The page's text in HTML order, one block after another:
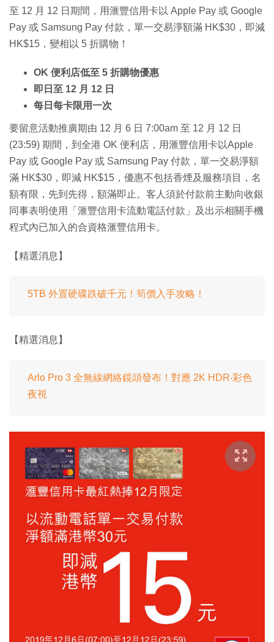
至 12 月 12 日期間，用滙豐信用卡以 Apple Pay 或 Google
Pay 或 Samsung Pay 付款，單一交易淨額滿 HK$30，即減
HK$15，變相以 5 折購物！
OK 便利店低至 5 折購物優惠
即日至 12 月 12 日
每日每卡限用一次
要留意活動推廣期由 12 月 6 日 7:00am 至 12 月 12 日
(23:59) 期間，到全港 OK 便利店，用滙豐信用卡以Apple
Pay 或 Google Pay 或 Samsung Pay 付款，單一交易淨額
滿 HK$30，即減 HK$15，優惠不包括香煙及服務項目，名
額有限，先到先得，額滿即止。客人須於付款前主動向收銀
同事表明使用「滙豐信用卡流動電話付款」及出示相關手機
程式內已加入的合資格滙豐信用卡。
【精選消息】
5TB 外置硬碟跌破千元！筍價入手攻略！
【精選消息】
Arlo Pro 3 全無線網絡鏡頭發布！對應 2K HDR‧彩色
夜視